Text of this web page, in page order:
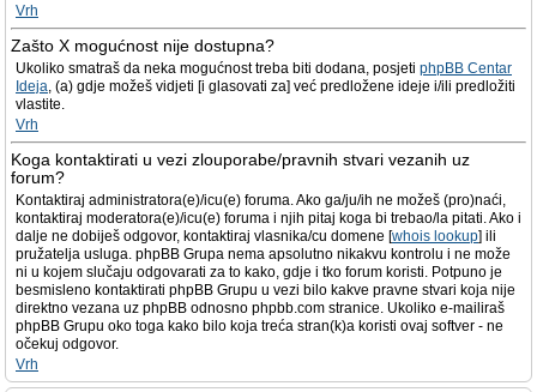
Vrh
Zašto X mogućnost nije dostupna?
Ukoliko smatraš da neka mogućnost treba biti dodana, posjeti phpBB Centar
Ideja, (a) gdje možeš vidjeti [i glasovati za] već predložene ideje i/ili predložiti
vlastite.
Vrh
Koga kontaktirati u vezi zlouporabe/pravnih stvari vezanih uz
forum?
Kontaktiraj administratora(e)/icu(e) foruma. Ako ga/ju/ih ne možeš (pro)naći,
kontaktiraj moderatora(e)/icu(e) foruma i njih pitaj koga bi trebao/la pitati. Ako i
dalje ne dobiješ odgovor, kontaktiraj vlasnika/cu domene [whois lookup] ili
pružatelja usluga. phpBB Grupa nema apsolutno nikakvu kontrolu i ne može
ni u kojem slučaju odgovarati za to kako, gdje i tko forum koristi. Potpuno je
besmisleno kontaktirati phpBB Grupu u vezi bilo kakve pravne stvari koja nije
direktno vezana uz phpBB odnosno phpbb.com stranice. Ukoliko e-mailiraš
phpBB Grupu oko toga kako bilo koja treća stran(k)a koristi ovaj softver - ne
očekuj odgovor.
Vrh